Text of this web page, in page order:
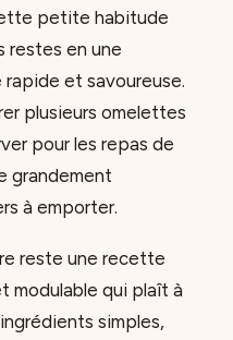
petite habitude
restes en une
et savoureuse.
plusieurs omelettes
pour les repas de
grandement
à emporter.
reste une recette
modulable qui plaît à
simples,